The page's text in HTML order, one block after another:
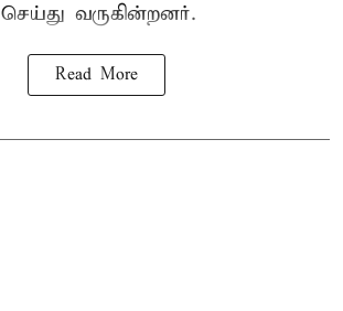
செய்து வருகின்றனர்.
Read More